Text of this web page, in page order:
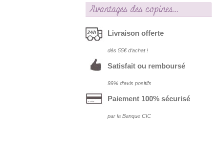
Avantages des copines…
Livraison offerte
dés 55€ d‘achat !
Satisfait ou remboursé
99% d‘avis positifs
Paiement 100% sécurisé
par la Banque CIC